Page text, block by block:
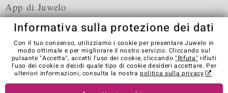
App di Juwelo
Condizioni generali di vendita Informativa Privacy
Cookies
Note legali
Contatti
Recedere dal contratto
Visit our stores in other countries:
Informativa sulla protezione dei dati
Con il tuo consenso, utilizziamo i cookie per presentare Juwelo in
modo ottimale e per migliorare il nostro servizio. Cliccando sul
pulsante "Accetta", accetti l'uso dei cookie, cliccando "Rifuta" rifiuti
l'uso dei cookie o decidi quale tipo di cookie desideri accettare. Per
ulteriori informazioni, consulta la nostrapolitica sulla privacy .